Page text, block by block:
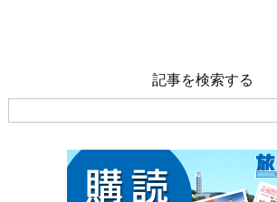
記事を検索する